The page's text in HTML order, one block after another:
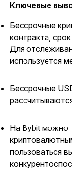
Ключевые
Бессрочные
контракта,
Для
используется
Бессрочные
На Bybit можно
пользоваться